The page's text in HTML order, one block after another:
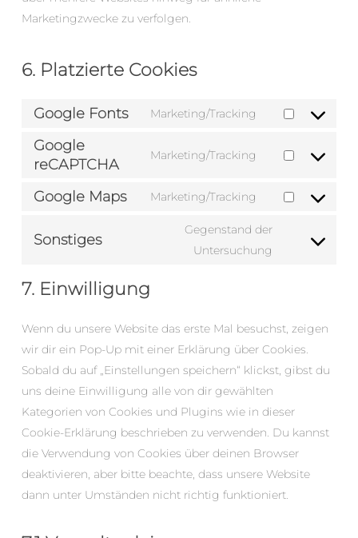
Marketingzwecke zu verfolgen.
6. Platzierte Cookies
Google Fonts Marketing/Tracking
Consent
service
fonts
Google
reCAPTCHA
Marketing/Tracking
Consent
service
google-
recaptcha
Google Maps Marketing/Tracking
Consent
to
service
Sonstiges
Gegenstand der
Untersuchung
Consent
7. Einwilligung
Wenn du unsere Website das erste Mal besuchst, zeigen
wir dir ein Pop-Up mit einer Erklärung über Cookies.
Sobald du auf „Einstellungen speichern“ klickst, gibst du
uns deine Einwilligung alle von dir gewählten
Kategorien von Cookies und Plugins wie in dieser
Cookie-Erklärung beschrieben zu verwenden. Du kannst
die Verwendung von Cookies über deinen Browser
deaktivieren, aber bitte beachte, dass unsere Website
dann unter Umständen nicht richtig funktioniert.